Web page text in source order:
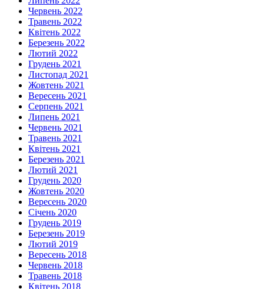
Червень 2022
Травень 2022
Квітень 2022
Березень 2022
Лютий 2022
Грудень 2021
Листопад 2021
Жовтень 2021
Вересень 2021
Серпень 2021
Липень 2021
Червень 2021
Травень 2021
Квітень 2021
Березень 2021
Лютий 2021
Грудень 2020
Жовтень 2020
Вересень 2020
Січень 2020
Грудень 2019
Березень 2019
Лютий 2019
Вересень 2018
Червень 2018
Травень 2018
Квітень 2018